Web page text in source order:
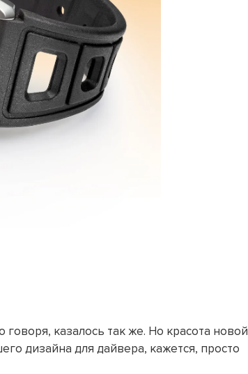
казалось так же. Но красота новой
дизайна для дайвера, кажется, просто